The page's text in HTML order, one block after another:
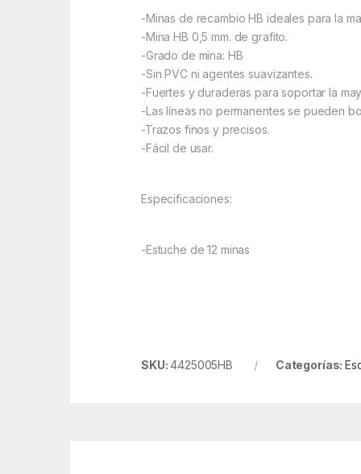
-Minas de recambio HB ideales para la
-Mina HB 0,5 mm. de grafito.
-Grado de mina: HB
-Sin PVC ni agentes suavizantes.
-Fuertes y duraderas para soportar la
-Las líneas no permanentes se pueden
-Trazos finos y precisos.
-Fácil de usar.
Especificaciones:
-Estuche de 12 minas
SKU:4425005HB Categorías: